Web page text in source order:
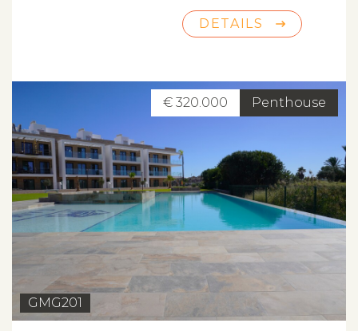
DETAILS
Penthouse
€ 320.000
GMG201